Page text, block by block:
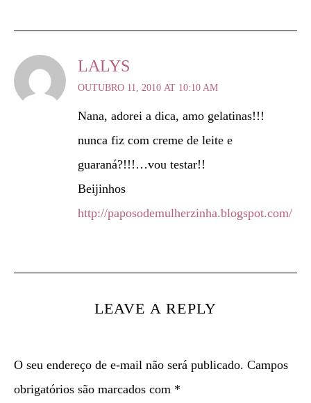
LALYS
OUTUBRO 11, 2010 AT 10:10 AM
Nana, adorei a dica, amo gelatinas!!!
nunca fiz com creme de leite e
guaraná?!!!…vou testar!!
Beijinhos
http://paposodemulherzinha.blogspot.com/
LEAVE A REPLY
O seu endereço de e-mail não será publicado. Campos
obrigatórios são marcados com *